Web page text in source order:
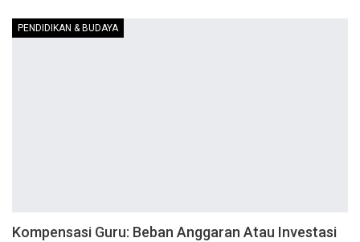
PENDIDIKAN & BUDAYA
Kompensasi Guru: Beban Anggaran Atau Investasi